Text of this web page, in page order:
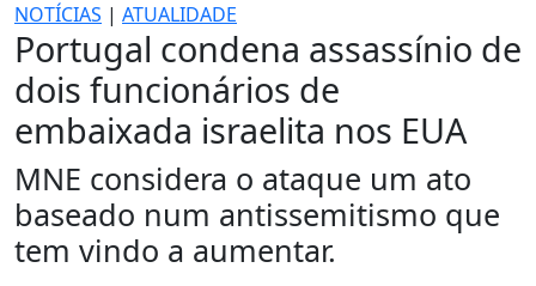
NOTÍCIAS | ATUALIDADE
Portugal condena assassínio de
dois funcionários de
embaixada israelita nos EUA
MNE considera o ataque um ato
baseado num antissemitismo que
tem vindo a aumentar.